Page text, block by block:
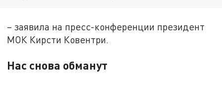
– заявила на пресс-конференции президент
МОК Кирсти Ковентри.
Нас снова обманут